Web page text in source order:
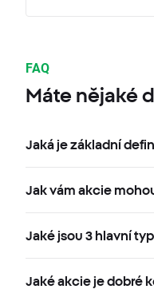
FAQ
Máte nějaké
Jaká je základní
Jak vám akcie
Jaké jsou 3 hlavní
Jaké akcie je dobré